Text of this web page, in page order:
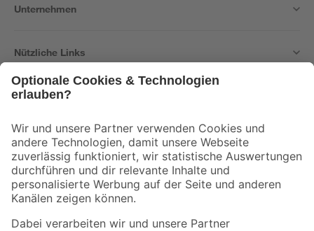
Unternehmen
Nützliche Links
Der toom Newsletter: Keine Angebote und Aktionen mehr verpassen!
Zur Newsletter Anmeldung
Folge uns